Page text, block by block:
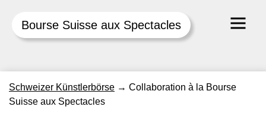
Bourse Suisse aux Spectacles
content
Schweizer Künstlerbörse → Collaboration à la Bourse
Suisse aux Spectacles